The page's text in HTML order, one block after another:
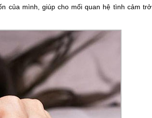
của mình, giúp cho mối quan hệ tình cảm trở